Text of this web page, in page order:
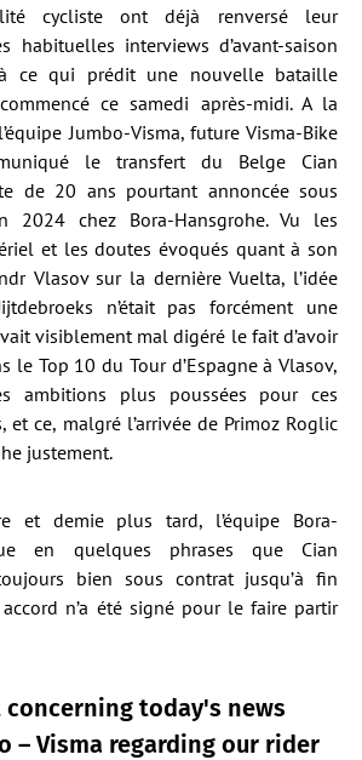
cycliste ont déjà renversé leur
habituelles interviews d’avant-saison
ce qui prédit une nouvelle bataille
ce samedi après-midi. A la
Jumbo-Visma, future Visma-Bike
le transfert du Belge Cian
de 20 ans pourtant annoncée sous
2024 chez Bora-Hansgrohe. Vu les
et les doutes évoqués quant à son
Vlasov sur la dernière Vuelta, l’idée
n’était pas forcément une
visiblement mal digéré le fait d’avoir
le Top 10 du Tour d’Espagne à Vlasov,
ambitions plus poussées pour ces
et ce, malgré l’arrivée de Primoz Roglic
justement.
et demie plus tard, l’équipe Bora-
en quelques phrases que Cian
bien sous contrat jusqu’à fin
n’a été signé pour le faire partir
today's news
– Visma regarding our rider